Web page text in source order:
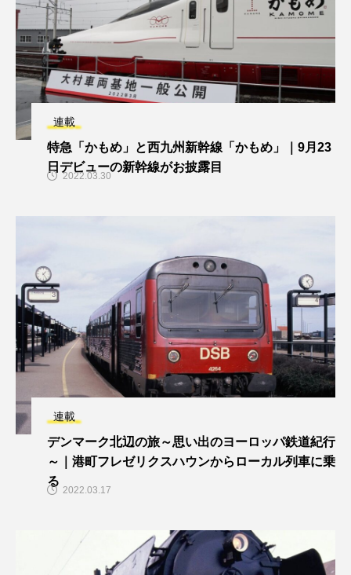
連載
特急「かもめ」と西九州新幹線「かもめ」｜9月23
日デビューの新幹線がお披露目
2022.03.30
連載
デンマーク北辺の旅～思い出のヨーロッパ鉄道紀行
～｜港町フレゼリクスハウンからローカル列車に乗
る
2022.03.17